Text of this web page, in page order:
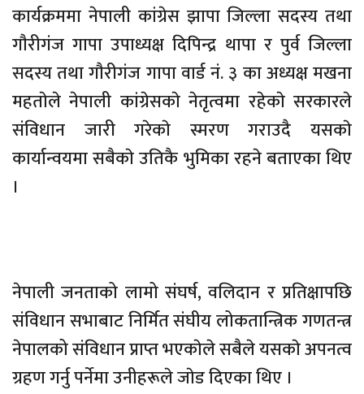
कार्यक्रममा नेपाली कांग्रेस झापा जिल्ला सदस्य तथा
गाैरीगंज गापा उपाध्यक्ष दिपिन्द्र थापा र पुर्व जिल्ला
सदस्य तथा गाैरीगंज गापा वार्ड नं. ३ का अध्यक्ष मखना
महताेले नेपाली कांग्रेसकाे नेतृत्वमा रहेकाे सरकारले
संविधान जारी गरेकाे स्मरण गराउदै यसकाे
कार्यान्वयमा सबैकाे उतिकै भुमिका रहने बताएका थिए
।
नेपाली जनताको लामो संघर्ष, वलिदान र प्रतिक्षापछि
संविधान सभाबाट निर्मित संघीय लोकतान्त्रिक गणतन्त्र
नेपालको संविधान प्राप्त भएकाेले सबैले यसकाे अपनत्व
ग्रहण गर्नु पर्नेमा उनीहरूले जाेड दिएका थिए ।